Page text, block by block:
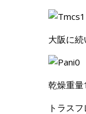
大阪に
乾燥重
トラス